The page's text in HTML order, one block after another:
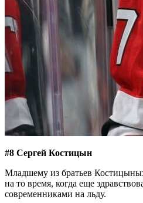
#8 Сергей Костицын
Младшему из братьев
на то время, когда еще
современниками на льду.